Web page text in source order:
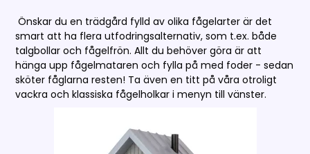
Önskar du en trädgård fylld av olika fågelarter är det
smart att ha flera utfodringsalternativ, som t.ex. både
talgbollar och fågelfrön. Allt du behöver göra är att
hänga upp fågelmataren och fylla på med foder - sedan
sköter fåglarna resten! Ta även en titt på våra otroligt
vackra och klassiska fågelholkar i menyn till vänster.